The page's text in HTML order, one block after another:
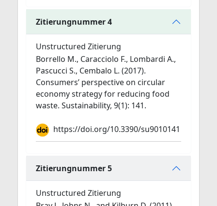
Zitierungnummer 4
Unstructured Zitierung
Borrello M., Caracciolo F., Lombardi A.,
Pascucci S., Cembalo L. (2017).
Consumers’ perspective on circular
economy strategy for reducing food
waste. Sustainability, 9(1): 141.
https://doi.org/10.3390/su9010141
Zitierungnummer 5
Unstructured Zitierung